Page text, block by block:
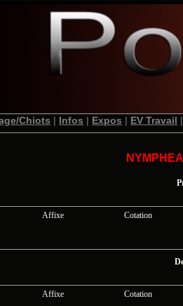
Chiots | Infos | Expos | EV Travail |
Affixe Cotation
Affixe Cotation